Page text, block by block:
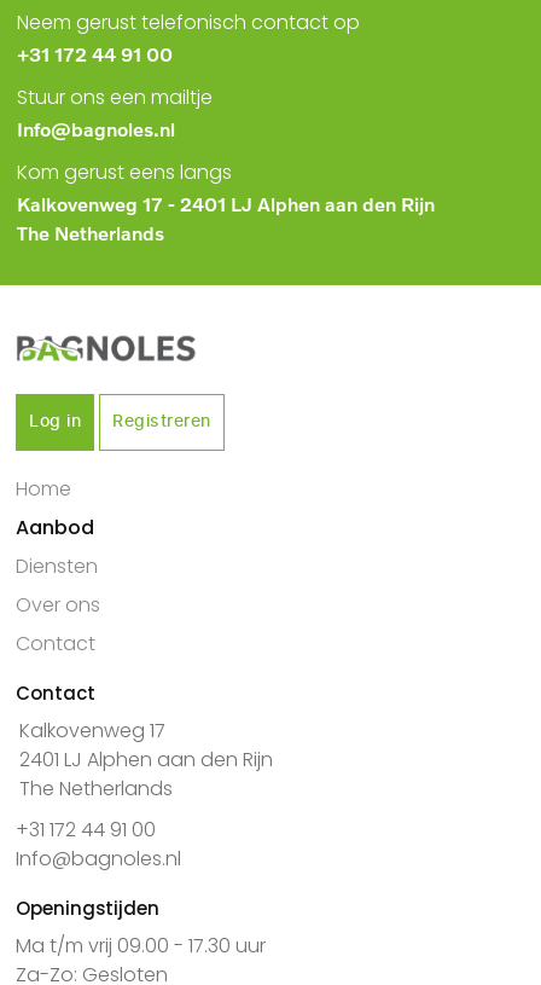
Neem gerust telefonisch contact op
+31 172 44 91 00
Stuur ons een mailtje
Info@bagnoles.nl
Kom gerust eens langs
Kalkovenweg 17 - 2401 LJ Alphen aan den Rijn
The Netherlands
Log in Registreren
Home
Aanbod
Diensten
Over ons
Contact
Contact
Kalkovenweg 17
2401 LJ Alphen aan den Rijn
The Netherlands
+31 172 44 91 00
Info@bagnoles.nl
Openingstijden
Ma t/m vrij 09.00 - 17.30 uur
Za-Zo: Gesloten